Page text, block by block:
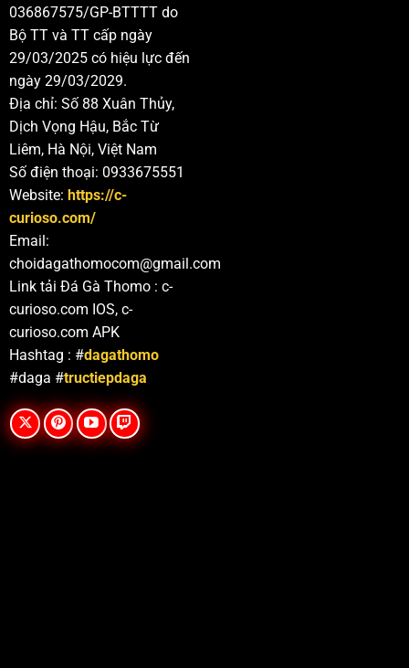
036867575/GP-BTTTT do
Bộ TT và TT cấp ngày
29/03/2025 có hiệu lực đến
ngày 29/03/2029.
Địa chỉ: Số 88 Xuân Thủy,
Dịch Vọng Hậu, Bắc Từ
Liêm, Hà Nội, Việt Nam
Số điện thoại: 0933675551
Website: https://c-
curioso.com/
Email:
choidagathomocom@gmail.com
Link tải Đá Gà Thomo : c-
curioso.com IOS, c-
curioso.com APK
Hashtag : #dagathomo
#daga #tructiepdaga